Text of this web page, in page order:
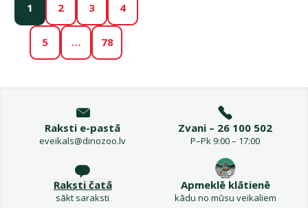
1 2 3 4
5 … 78
Raksti e-pastā
eveikals@dinozoo.lv
Zvani – 26 100 502
P–Pk 9:00 – 17:00
Raksti čatā
sākt saraksti
Apmeklē klātienē
kādu no mūsu veikaliem